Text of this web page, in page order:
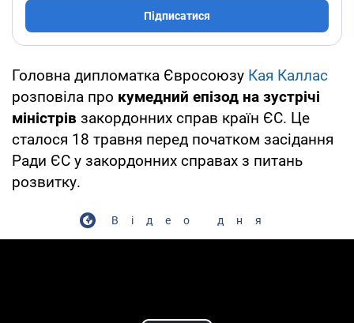
Підписатися
Головна дипломатка Євросоюзу Кая Каллас
розповіла про кумедний епізод на зустрічі
міністрів закордонних справ країн ЄС. Це
сталося 18 травня перед початком засідання
Ради ЄС у закордонних справах з питань
розвитку.
Відео дня